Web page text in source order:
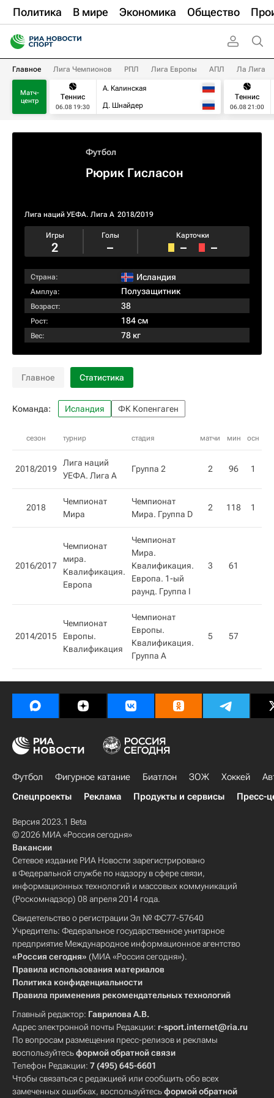
Политика В мире Экономика Общество
Главное Лига Чемпионов РПЛ Лига Европы АПЛ Ла Лига
Матч-
центр
Теннис
06.08 19:30
А. Калинская
Д. Шнайдер
Теннис
06.08 21:00
Футбол
Рюрик Гисласон
Лига наций УЕФА. Лига A 2018/2019
Игры
2
Голы
–
Карточки
– –
Страна: Исландия
Амплуа: Полузащитник
Возраст: 38
Рост: 184 см
Вес: 78 кг
Главное Статистика
Команда: Исландия ФК Копенгаген
сезон турнир стадия матчи мин осн
2018/2019
Лига наций
УЕФА. Лига A
Группа 2 2 96 1
2018
Чемпионат
Мира
Чемпионат
Мира. Группа D
2 118 1
2016/2017
Чемпионат
мира.
Квалификация.
Европа
Чемпионат
Мира.
Квалификация.
Европа. 1-ый
раунд. Группа I
3 61
2014/2015
Чемпионат
Европы.
Квалификация​
Чемпионат
Европы.
Квалификация.
Группа А
5 57
Футбол Фигурное катание Биатлон ЗОЖ Хоккей
Спецпроекты
Реклама Продукты и сервисы Пресс-
Версия 2023.1 Beta
© 2026 МИА «Россия сегодня»
Вакансии
Сетевое издание РИА Новости зарегистрировано
в Федеральной службе по надзору в сфере связи,
информационных технологий и массовых коммуникаций
(Роскомнадзор) 08 апреля 2014 года.
Свидетельство о регистрации Эл № ФС77-57640
Учредитель: Федеральное государственное унитарное
предприятие Международное информационное агентство
«Россия сегодня» (МИА «Россия сегодня»).
Правила использования материалов
Политика конфиденциальности
Правила применения рекомендательных технологий
Главный редактор: Гаврилова А.В.
Адрес электронной почты Редакции: r-sport.internet@ria.ru
По вопросам размещения пресс-релизов и рекламы
воспользуйтесьформой обратной связи
Телефон Редакции: 7 (495) 645-6601
Чтобы связаться с редакцией или сообщить обо всех
замеченных ошибках, воспользуйтесьформой обратной